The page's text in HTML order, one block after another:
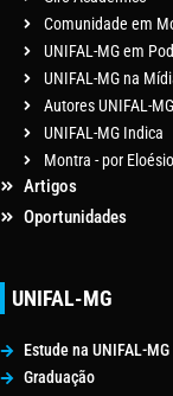
Comunidade em
UNIFAL-MG em
UNIFAL-MG na
Autores UNIFAL-MG
UNIFAL-MG Indica
Montra - por
Artigos
Oportunidades
UNIFAL-MG
Estude na UNIFAL-MG
Graduação